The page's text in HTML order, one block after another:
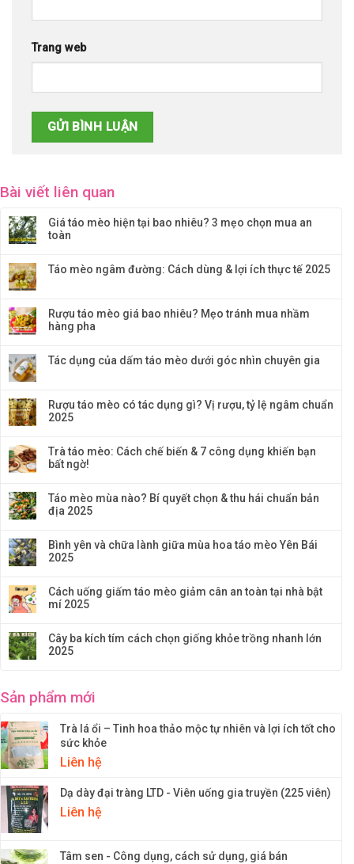
Trang web
Bài viết liên quan
Giá táo mèo hiện tại bao nhiêu? 3 mẹo chọn mua an
toàn
Táo mèo ngâm đường: Cách dùng & lợi ích thực tế 2025
Rượu táo mèo giá bao nhiêu? Mẹo tránh mua nhầm
hàng pha
Tác dụng của dấm táo mèo dưới góc nhìn chuyên gia
Rượu táo mèo có tác dụng gì? Vị rượu, tỷ lệ ngâm chuẩn
2025
Trà táo mèo: Cách chế biến & 7 công dụng khiến bạn
bất ngờ!
Táo mèo mùa nào? Bí quyết chọn & thu hái chuẩn bản
địa 2025
Bình yên và chữa lành giữa mùa hoa táo mèo Yên Bái
2025
Cách uống giấm táo mèo giảm cân an toàn tại nhà bật
mí 2025
Cây ba kích tím cách chọn giống khỏe trồng nhanh lớn
2025
Sản phẩm mới
Trà lá ổi – Tinh hoa thảo mộc tự nhiên và lợi ích tốt cho
sức khỏe
Liên hệ
Dạ dày đại tràng LTD - Viên uống gia truyền (225 viên)
Liên hệ
Tâm sen - Công dụng, cách sử dụng, giá bán